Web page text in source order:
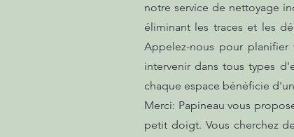
notre service de nettoyage
éliminant les traces et les
Appelez-nous pour
intervenir dans tous types
chaque espace bénéficie
Merci: Papineau vous
petit doigt. Vous cherchez